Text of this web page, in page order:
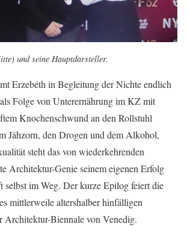
und seine Hauptdarsteller.
Erzebéth in Begleitung der Nichte endlich
Folge von Unterernährung im KZ mit
Knochenschwund an den Rollstuhl
Jähzorn, den Drogen und dem Alkohol,
steht das von wiederkehrenden
Architektur-Genie seinem eigenen Erfolg
selbst im Weg. Der kurze Epilog feiert die
mittlerweile altershalber hinfälligen
Architektur-Biennale von Venedig.